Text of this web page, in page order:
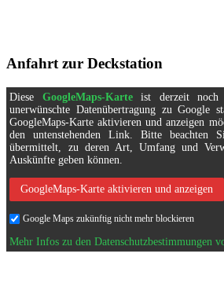
Anfahrt zur Deckstation
Diese GoogleMaps-Karteist derzeit noch
unerwünschte Datenübertragung zu Google
GoogleMaps-Karte aktivieren und anzeigen
den untenstehenden Link. Bitte beachten
übermittelt, zu deren Art, Umfang und
Auskünfte geben können.
GoogleMaps-Karte aktivieren und anzeigen
Google Maps zukünftig nicht mehr blockieren
Mehr Infos zu den Datenschutzbestimmungen